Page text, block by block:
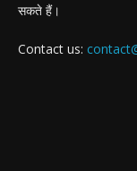
सकते हैं।
Contact us: